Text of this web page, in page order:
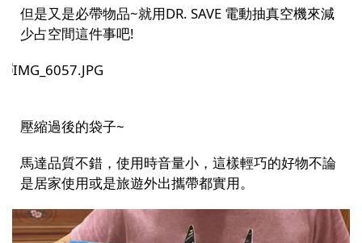
但是又是必帶物品~就用DR. SAVE 電動抽真空機來減
少占空間這件事吧!
壓縮過後的袋子~
馬達品質不錯，使用時音量小，這樣輕巧的好物不論
是居家使用或是旅遊外出攜帶都實用。